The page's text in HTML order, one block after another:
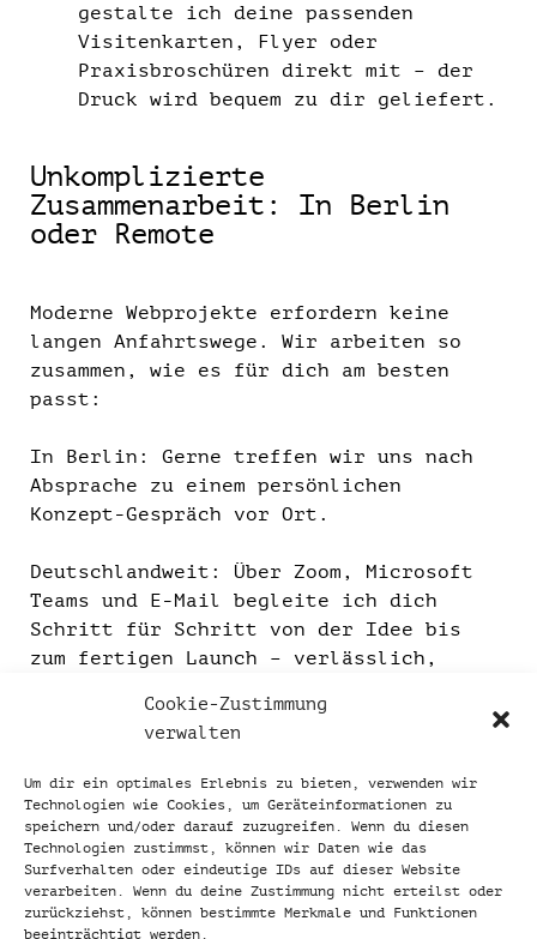
Cookie-Zustimmung
verwalten
Um dir ein optimales Erlebnis zu bieten, verwenden wir
Technologien wie Cookies, um Geräteinformationen zu
speichern und/oder darauf zuzugreifen. Wenn du diesen
Technologien zustimmst, können wir Daten wie das
Surfverhalten oder eindeutige IDs auf dieser Website
verarbeiten. Wenn du deine Zustimmung nicht erteilst oder
zurückziehst, können bestimmte Merkmale und Funktionen
beeinträchtigt werden.
gestalte ich deine passenden
Visitenkarten, Flyer oder
Praxisbroschüren direkt mit – der
Druck wird bequem zu dir geliefert.
Unkomplizierte
Zusammenarbeit: In Berlin
oder Remote
Moderne Webprojekte erfordern keine
langen Anfahrtswege. Wir arbeiten so
zusammen, wie es für dich am besten
passt:
In Berlin: Gerne treffen wir uns nach
Absprache zu einem persönlichen
Konzept-Gespräch vor Ort.
Deutschlandweit: Über Zoom, Microsoft
Teams und E-Mail begleite ich dich
Schritt für Schritt von der Idee bis
zum fertigen Launch – verlässlich,
Bereit für deinen starken Online-
Auftritt?
Lass uns deine neue Webseite planen!
Kontaktiere mich jetzt für ein